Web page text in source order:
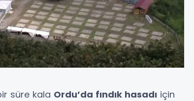
süre kala Ordu’da fındık hasadı için